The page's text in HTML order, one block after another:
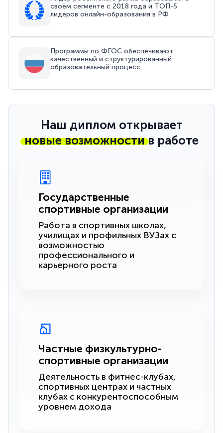
своём сегменте с 2018 года и ТОП-5
лидеров онлайн-образования в РФ
Программы по ФГОС обеспечивают
качественный и структурированный
образовательный процесс
Наш диплом открывает
новые возможностив работе
Государственные
спортивные организации
Работа в спортивных школах,
училищах и профильных ВУЗах с
возможностью
профессионального и
карьерного роста
Частные физкультурно-
спортивные организации
Деятельность в фитнес-клубах,
спортивных центрах и частных
клубах с конкурентоспособным
уровнем дохода